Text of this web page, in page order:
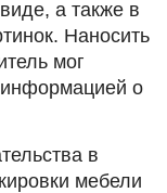
а также в
Наносить
мог
информацией о
в
мебели